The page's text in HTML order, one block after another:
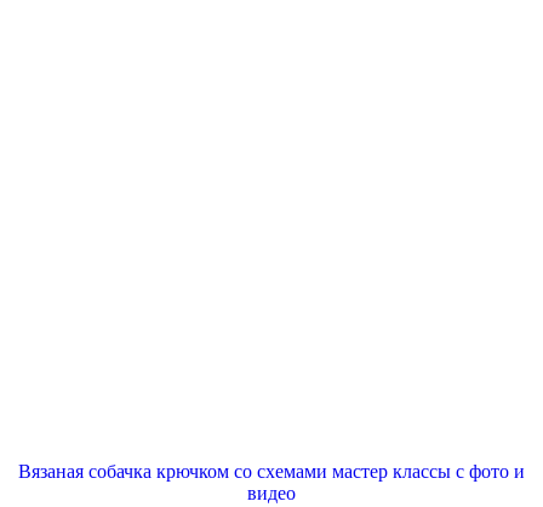
Вязаная собачка крючком со схемами мастер классы с фото и
видео